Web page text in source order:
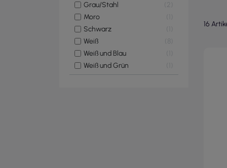
Grau/Stahl
2
Moro
Schwarz
Weiß
Weiß und Blau
Weiß und Grün
16